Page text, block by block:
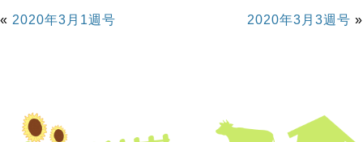
« 2020年3月1週号 2020年3月3週号 »